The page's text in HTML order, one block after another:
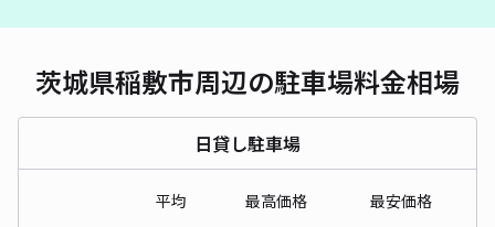
茨城県稲敷市周辺の駐車場料金相場
日貸し駐車場
平均 最高価格 最安価格